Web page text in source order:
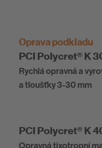
Oprava podkladu
PCI Polycret® K
Rychlá opravná a
a tloušťky 3-30 mm
PCI Polycret® K
Opravná tixotropní